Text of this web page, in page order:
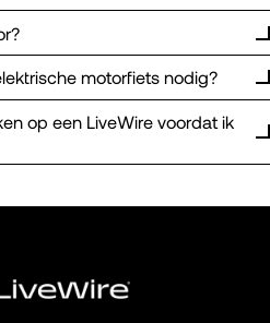
motorfiets nodig?
op een LiveWire voordat ik